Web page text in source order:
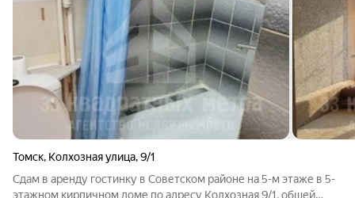
Томск, Колхозная улица,9/1
Сдам в аренду гостинку в Советском районе на 5-м этаже в 5-
этажном кирпичном доме по адресу Колхозная 9/1, общей